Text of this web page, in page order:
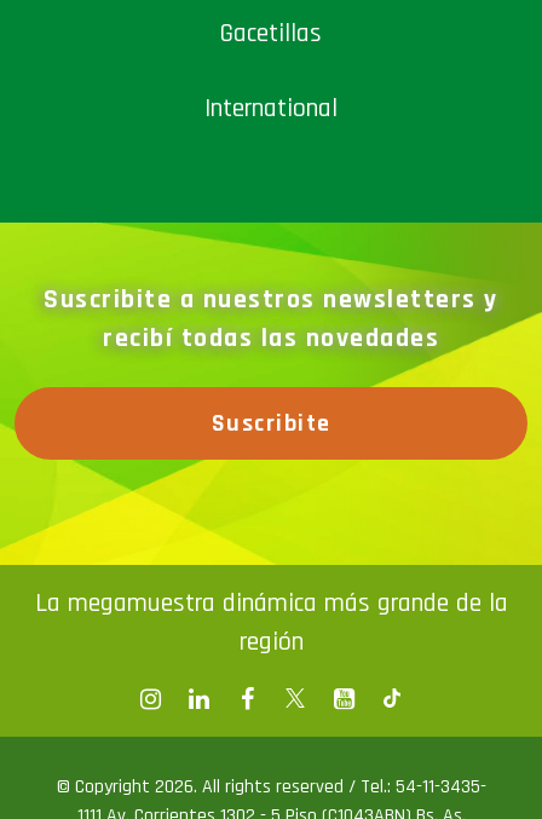
Gacetillas
International
Suscribite a nuestros newsletters y
recibí todas las novedades
Suscribite
La megamuestra dinámica más grande de la
región
© Copyright 2026. All rights reserved / Tel.: 54-11-3435-